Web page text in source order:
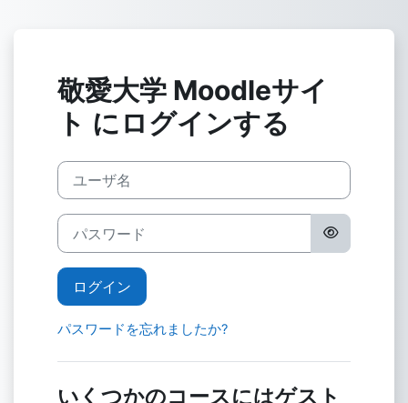
敬愛大学 Moodleサイ
ト にログインする
ユーザ名
パスワード
ログイン
パスワードを忘れましたか?
いくつかのコースにはゲスト